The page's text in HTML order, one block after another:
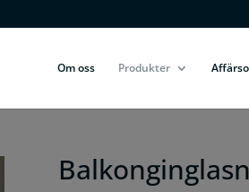
Om oss Produkter